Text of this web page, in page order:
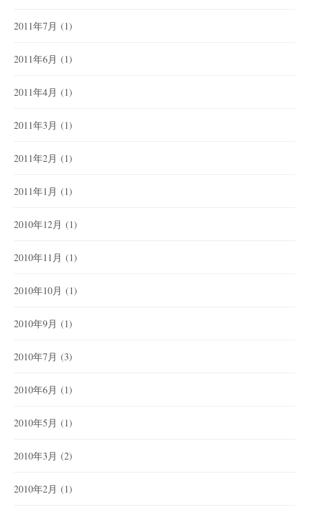
2011年7月 (1)
2011年6月 (1)
2011年4月 (1)
2011年3月 (1)
2011年2月 (1)
2011年1月 (1)
2010年12月 (1)
2010年11月 (1)
2010年10月 (1)
2010年9月 (1)
2010年7月 (3)
2010年6月 (1)
2010年5月 (1)
2010年3月 (2)
2010年2月 (1)